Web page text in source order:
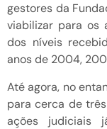
gestores da
viabilizar para os
dos níveis
anos de 2004,
Até agora, no
para cerca de
ações judiciais